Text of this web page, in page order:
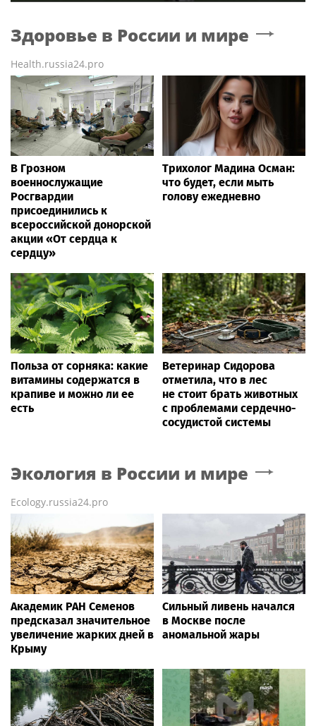
Здоровье в России и мире
Health.russia24.pro
В Грозном
военнослужащие
Росгвардии
присоединились к
всероссийской донорской
акции «От сердца к
сердцу»
Трихолог Мадина Осман:
что будет, если мыть
голову ежедневно
Польза от сорняка: какие
витамины содержатся в
крапиве и можно ли ее
есть
Ветеринар Сидорова
отметила, что в лес
не стоит брать животных
с проблемами сердечно-
сосудистой системы
Экология в России и мире
Ecology.russia24.pro
Академик РАН Семенов
предсказал значительное
увеличение жарких дней в
Крыму
Сильный ливень начался
в Москве после
аномальной жары